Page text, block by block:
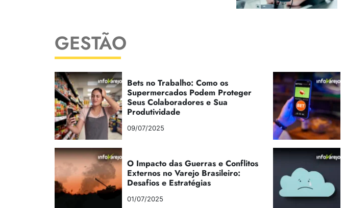
GESTÃO
Bets no Trabalho: Como os
Supermercados Podem Proteger
Seus Colaboradores e Sua
Produtividade
09/07/2025
O Impacto das Guerras e Conflitos
Externos no Varejo Brasileiro:
Desafios e Estratégias
01/07/2025